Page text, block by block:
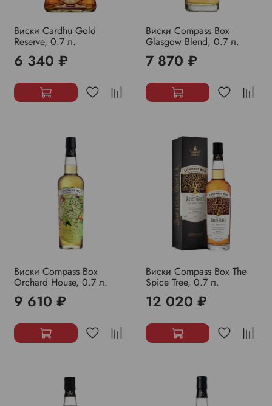
Виски Cardhu Gold
Reserve, 0.7 л.
6 340 ₽
Виски Compass Box
Glasgow Blend, 0.7 л.
7 870 ₽
Виски Compass Box
Orchard House, 0.7 л.
9 610 ₽
Виски Compass Box The
Spice Tree, 0.7 л.
12 020 ₽